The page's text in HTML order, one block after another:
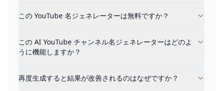
はい。この YouTube チャンネル名ジェネレーターは完
自分の言葉でチャンネルのアイデアを説明します。こ
再度生成すると結果が改善されるのはなぜですか？
ジェネレーターは同じ名前を繰り返しますか？
この YouTube 名ジェネレーターは無料ですか？
この AI YouTube チャンネル名ジェネレーターはどのよ
うに機能しますか？
再度生成すると結果が改善されるのはなぜですか？